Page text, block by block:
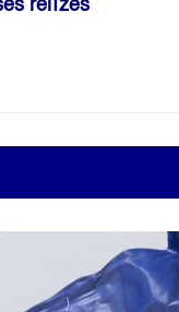
relīzes